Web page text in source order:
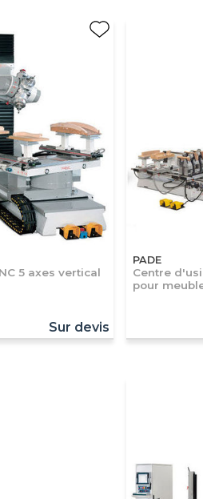
5 axes vertical
Sur devis
PADE
Centre
pour